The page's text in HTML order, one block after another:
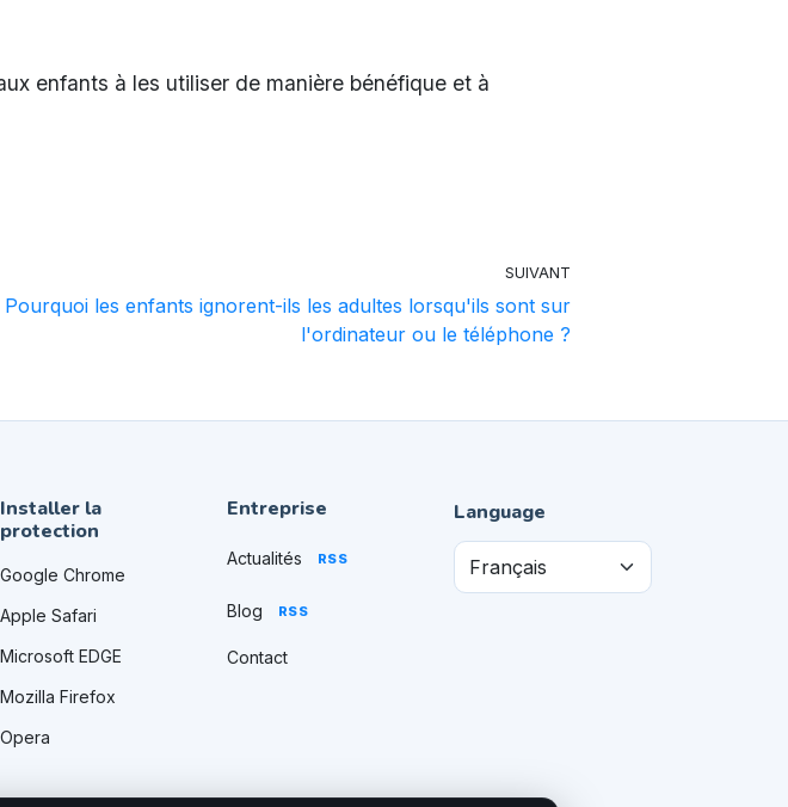
enfants à les utiliser de manière bénéfique et à
SUIVANT
Pourquoi les enfants ignorent-ils les adultes lorsqu'ils sont sur
l'ordinateur ou le téléphone ?
Installer la
protection
Google Chrome
Apple Safari
Microsoft EDGE
Mozilla Firefox
Opera
Entreprise
Actualités RSS
Blog RSS
Contact
Language